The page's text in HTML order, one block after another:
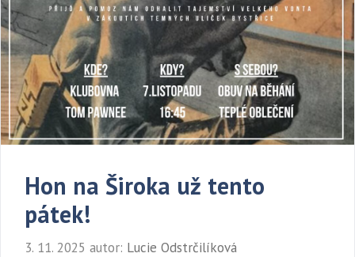
Hon na Široka už tento
pátek!
3. 11. 2025 autor: Lucie Odstrčilíková